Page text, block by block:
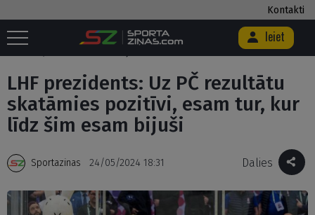
Kontakti
Ieiet
Sākums / LHF prezidents: Uz PČ rezultātu skatāmies pozitīvi,
LHF prezidents: Uz PČ rezultātu
skatāmies pozitīvi, esam tur, kur
līdz šim esam bijuši
Sportazinas 24/05/2024 18:31 Dalies